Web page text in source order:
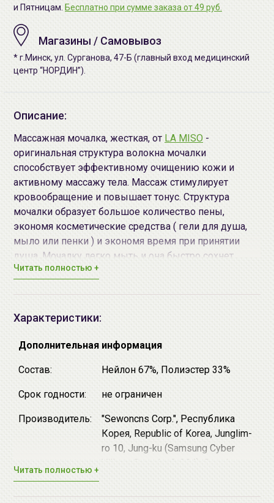
и Пятницам. Бесплатно при сумме заказа от 49 руб.
Магазины / Самовывоз
* г.Минск, ул. Сурганова, 47-Б (главный вход медицинский
центр “НОРДИН”).
Описание:
Массажная мочалка, жесткая, от LA MISO -
оригинальная структура волокна мочалки
способствует эффективному очищению кожи и
активному массажу тела. Массаж стимулирует
кровообращение и повышает тонус. Структура
мочалки образует большое количество пены,
экономя косметические средства ( гели для душа,
мыло или пенки ) и экономя время при принятии
душа. Мочалку легко мыть и она быстро сохнет.
Высококачественное волокно обеспечит
Способ применения: Нанесите небольшое
мочалку, взбейте пену. Легкими движениями
направлению к центру тела.
Читать полностью +
Характеристики:
Дополнительная информация
Состав: Нейлон 67%, Полиэстер 33%
Срок годности: не ограничен
Производитель:
"Sewoncns Corp.", Республика
Корея, Republic of Korea, Junglim-
ro 10, Jung-ku (Samsung Cyber
Village Sang-ka 3-204), Seoul
Читать полностью +